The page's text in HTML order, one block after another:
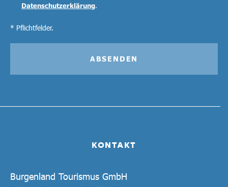
KONTAKT
Burgenland Tourismus GmbH
Datenschutzerklärung.
* Pflichtfelder.
ABSENDEN